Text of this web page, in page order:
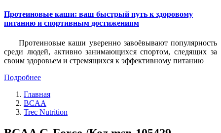
Протеиновые каши: ваш быстрый путь к здоровому
питанию и спортивным достижениям
Протеиновые каши уверенно завоёвывают популярность
среди людей, активно занимающихся спортом, следящих за
своим здоровьем и стремящихся к эффективному питанию
Подробнее
Главная
BCAA
Trec Nutrition